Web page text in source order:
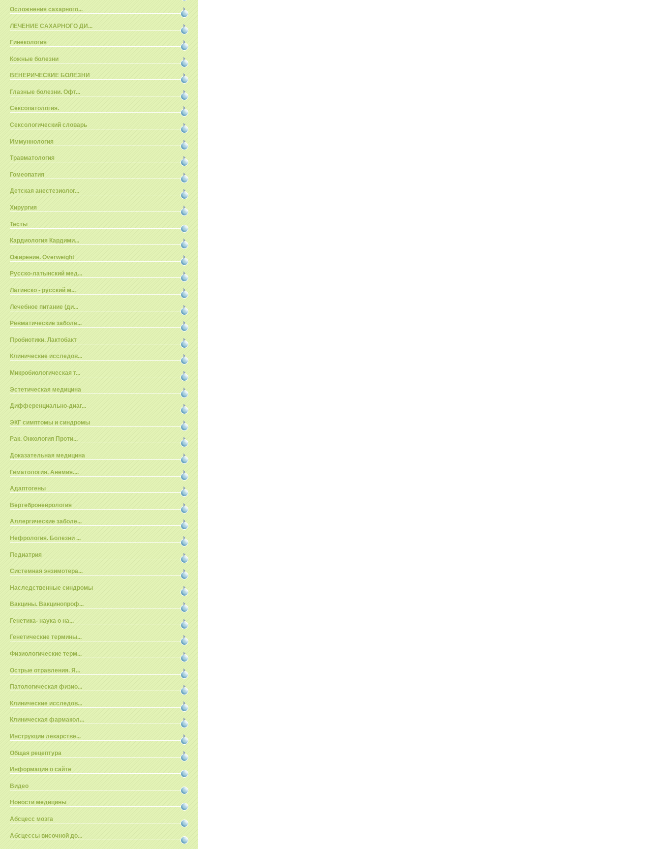
Осложнения сахарного...
ЛЕЧЕНИЕ САХАРНОГО ДИ...
Гинекология
Кожные болезни
ВЕНЕРИЧЕСКИЕ БОЛЕЗНИ
Глазные болезни. Офт...
Сексопатология.
Сексологический словарь
Иммуннология
Травматология
Гомеопатия
Детская анестезиолог...
Хирургия
Тесты
Кардиология Кардими...
Ожирение. Overweight
Русско-латынский мед...
Латинско - русский м...
Лечебное питание (ди...
Ревматические заболе...
Пробиотики. Лактобакт
Клинические исследов...
Микробиологическая т...
Эстетическая медицина
Дифференциально-диаг...
ЭКГ симптомы и синдромы
Рак. Онкология Проти...
Доказательная медицина
Гематология. Анемия....
Адаптогены
Вертеброневрология
Аллергические заболе...
Нефрология. Болезни ...
Педиатрия
Системная энзимотера...
Наследственные синдромы
Вакцины. Вакцинопроф...
Генетика- наука о на...
Генетические термины...
Физиологические терм...
Острые отравления. Я...
Патологическая физио...
Клинические исследов...
Клиническая фармакол...
Инструкции лекарстве...
Общая рецептура
Информация о сайте
Видео
Новости медицины
Абсцесс мозга
Абсцессы височной до...